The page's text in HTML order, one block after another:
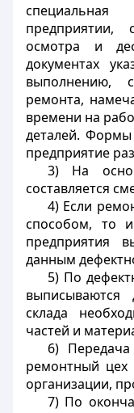
предприятии,
осмотра и
документах
выполнению,
ремонта,
времени на
деталей.
предприятие
3) На
составляется
4) Если
способом, то
предприятия
данным
5) По
склада
частей и
6)
ремонтный цех
организации,
7) По